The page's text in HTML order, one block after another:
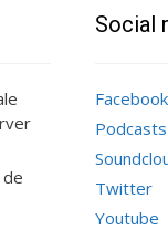
Social
Facebook
Podcasts
Twitter
Youtube